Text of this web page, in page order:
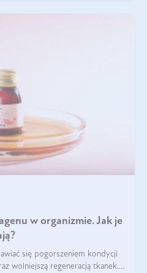
w organizmie. Jak je
się pogorszeniem kondycji
wolniejszą regeneracją tkanek.